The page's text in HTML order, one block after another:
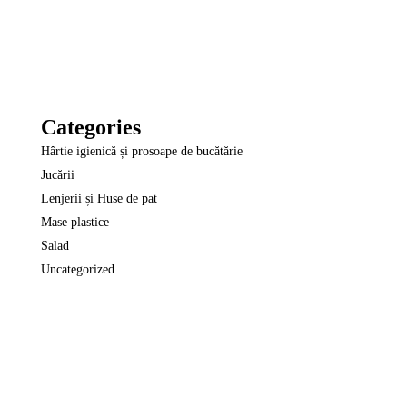
Categories
Hârtie igienică și prosoape de bucătărie
Jucării
Lenjerii și Huse de pat
Mase plastice
Salad
Uncategorized